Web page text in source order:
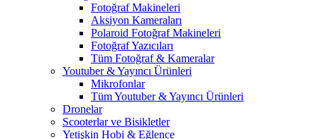
Fotoğraf Makineleri
Aksiyon Kameraları
Polaroid Fotoğraf Makineleri
Fotoğraf Yazıcıları
Tüm Fotoğraf & Kameralar
Youtuber & Yayıncı Ürünleri
Mikrofonlar
Tüm Youtuber & Yayıncı Ürünleri
Dronelar
Scooterlar ve Bisikletler
Yetişkin Hobi & Eğlence